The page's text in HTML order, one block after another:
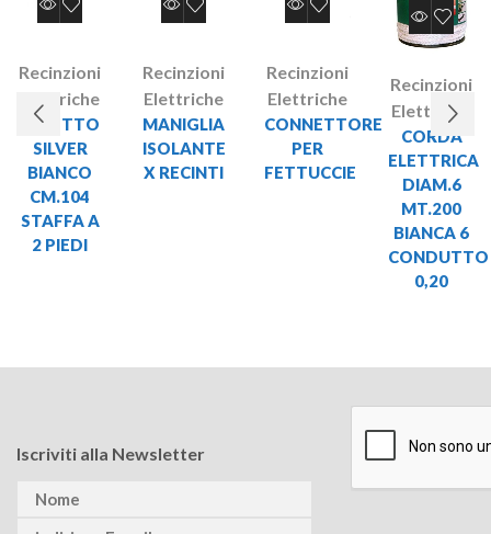
Recinzioni
Elettriche
PALETTO
SILVER
BIANCO
CM.104
STAFFA A
2 PIEDI
Recinzioni
Elettriche
MANIGLIA
ISOLANTE
X RECINTI
Recinzioni
Elettriche
CONNETTORE
PER
FETTUCCIE
Recinzioni
Elettriche
CORDA
ELETTRICA
DIAM.6
MT.200
BIANCA 6
0,20
Iscriviti alla Newsletter